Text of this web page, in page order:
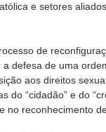
e setores
de
defesa de uma
aos direitos
do “cidadão” e do
no reconhecimento